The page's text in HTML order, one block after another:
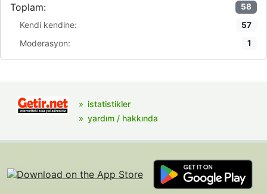
Toplam:
58
Kendi kendine: 57
Moderasyon: 1
istatistikler
yardım / hakkında